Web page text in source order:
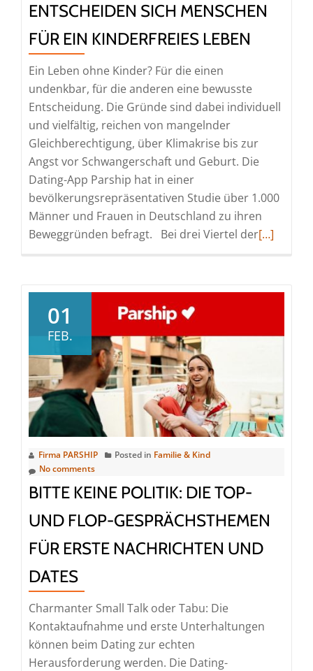
ENTSCHEIDEN SICH MENSCHEN
FÜR EIN KINDERFREIES LEBEN
Ein Leben ohne Kinder? Für die einen
undenkbar, für die anderen eine bewusste
Entscheidung. Die Gründe sind dabei individuell
und vielfältig, reichen von mangelnder
Gleichberechtigung, über Klimakrise bis zur
Angst vor Schwangerschaft und Geburt. Die
Dating-App Parship hat in einer
bevölkerungsrepräsentativen Studie über 1.000
Männer und Frauen in Deutschland zu ihren
Beweggründen befragt. Bei drei Viertel derRead
Menschen
für
ein
[…]
01
FEB.
Firma PARSHIP Posted in Familie & Kind
No comments
BITTE KEINE POLITIK: DIE TOP-
UND FLOP-GESPRÄCHSTHEMEN
FÜR ERSTE NACHRICHTEN UND
DATES
Charmanter Small Talk oder Tabu: Die
Kontaktaufnahme und erste Unterhaltungen
können beim Dating zur echten
Herausforderung werden. Die Dating-